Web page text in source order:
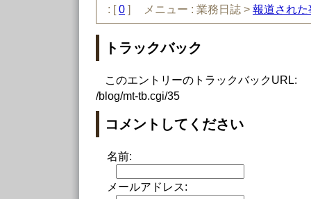
: [0 ] メニュー : 業務日誌 > 報道され
トラックバック
このエントリーのトラックバックURL:
/blog/mt-tb.cgi/35
コメントしてください
名前:
メールアドレス: